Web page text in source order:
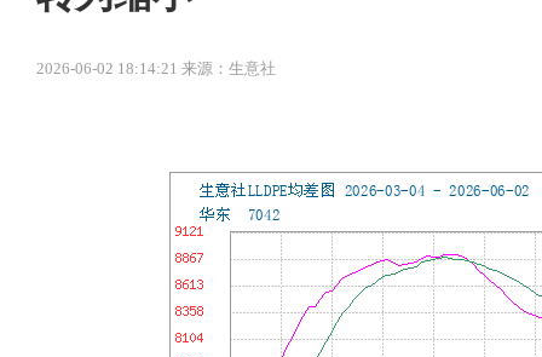
2026-06-02 18:14:21 来源：生意社